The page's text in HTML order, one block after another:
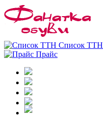
Список ТТН
Прайс